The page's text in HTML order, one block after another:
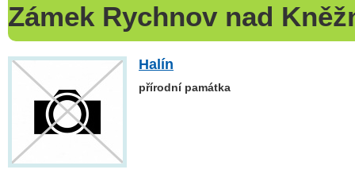
Zámek Rychnov nad
Halín
přírodní památka